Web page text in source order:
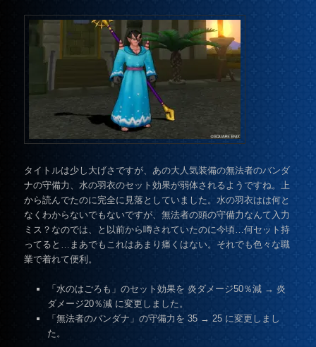
タイトルは少し大げさですが、あの大人気装備の無法者のバンダ
ナの守備力、水の羽衣のセット効果が弱体されるようですね。上
から読んでたのに完全に見落としていました。水の羽衣はは何と
なくわからないでもないですが、無法者の頭の守備力なんて入力
ミス？なのでは、と以前から噂されていたのに今頃…何セット持
ってると…まあでもこれはあまり痛くはない。それでも色々な職
業で着れて便利。
「水のはごろも」のセット効果を 炎ダメージ50％減 → 炎
ダメージ20％減 に変更しました。
「無法者のバンダナ」の守備力を 35 → 25 に変更しまし
た。